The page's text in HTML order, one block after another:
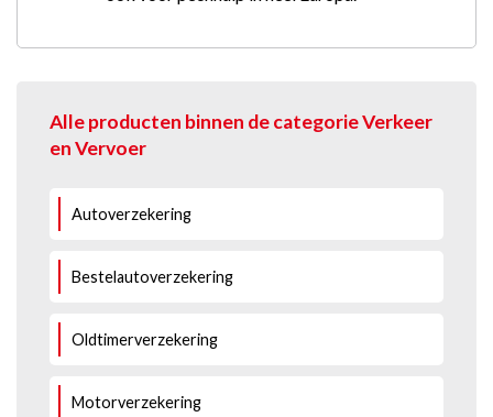
Alle producten binnen de categorie Verkeer
en Vervoer
Autoverzekering
Bestelautoverzekering
Oldtimerverzekering
Motorverzekering